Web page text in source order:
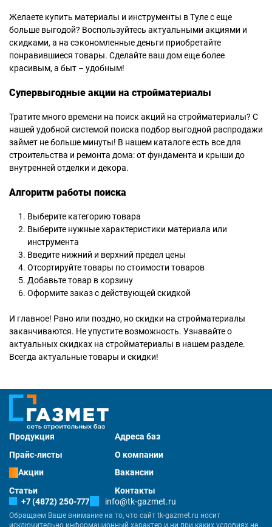
Желаете купить материалы и инструменты в Туле с еще
больше выгодой? Воспользуйтесь актуальными акциями и
скидками, а на сэкономленные деньги приобретайте
понравившиеся товары. Сделайте ваш дом еще более
красивым, а быт – удобным!
Супервыгодные акции на стройматериалы
Тратите много времени на поиск акций на стройматериалы? С
нашей удобной системой поиска подбор выгодной распродажи
займет не больше минуты! В нашем каталоге есть все для
строительства и ремонта дома: от фундамента и крыши до
внутренней отделки и декора.
Алгоритм работы поиска
Выберите категорию товара
Выберите нужные характеристики материала или
инструмента
Введите нижний и верхний предел цены
Отсортируйте товары по стоимости товаров
Добавьте товар в корзину
Оформите заказ с действующей скидкой
И главное! Рано или поздно, но скидки на стройматериалы
заканчиваются. Не упустите возможность. Узнавайте о
актуальных скидках на стройматериалы в нашем разделе.
Всегда актуальные товары и скидки!
Продукция
Адреса баз
Прайс-листы
О компании
Акции
Вакансии
Статьи
Контакты
+7 (4872) 250-777
info@tk-gazmet.ru
Обращаем Ваше внимание на то, что сайт tk-gazmet.ru носит
исключительно информационный характер и ни при каких условиях не